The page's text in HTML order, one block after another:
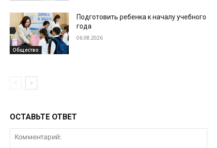
Общество
Подготовить ребенка к началу учебного
года
06.08.2026
ОСТАВЬТЕ ОТВЕТ